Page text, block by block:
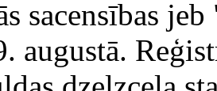
sacensības
augustā.